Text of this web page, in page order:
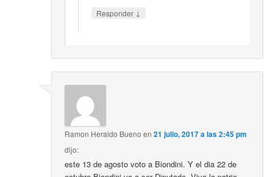
Responder ↓
Ramon Heraldo Bueno en21 julio, 2017 a las 2:45 pm
dijo:
este 13 de agosto voto a Biondini. Y el dia 22 de